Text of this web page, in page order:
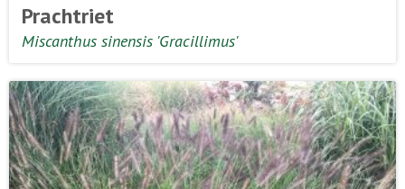
Prachtriet
Miscanthus sinensis 'Gracillimus'